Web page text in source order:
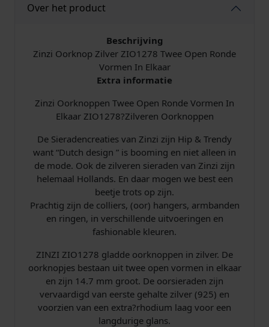
8
l
a
a
t
a
l
Over het product
Beschrijving
Zinzi Oorknop Zilver ZIO1278 Twee Open Ronde
Vormen In Elkaar
Extra informatie
Zinzi Oorknoppen Twee Open Ronde Vormen In
Elkaar ZIO1278?Zilveren Oorknoppen
De Sieradencreaties van Zinzi zijn Hip & Trendy
want “Dutch design ” is booming en niet alleen in
de mode. Ook de zilveren sieraden van Zinzi zijn
helemaal Hollands. En daar mogen we best een
beetje trots op zijn.
Prachtig zijn de colliers, (oor) hangers, armbanden
en ringen, in verschillende uitvoeringen en
fashionable kleuren.
ZINZI ZIO1278 gladde oorknoppen in zilver. De
oorknopjes bestaan uit twee open vormen in elkaar
en zijn 14.7 mm groot. De oorsieraden zijn
vervaardigd van eerste gehalte zilver (925) en
voorzien van een extra?rhodium laag voor een
langdurige glans.